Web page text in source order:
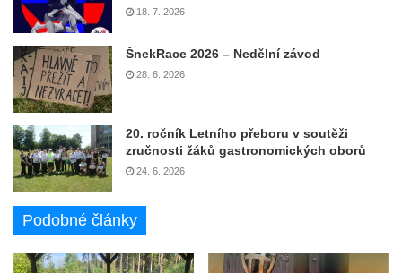
18. 7. 2026
ŠnekRace 2026 – Nedělní závod
28. 6. 2026
20. ročník Letního přeboru v soutěži
zručnosti žáků gastronomických oborů
24. 6. 2026
Podobné články